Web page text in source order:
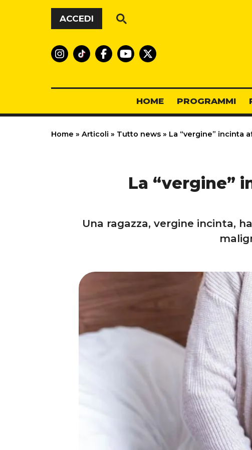
Vai al contenuto
ACCEDI
HOME PROGRAMMI
Home » Articoli » Tutto news » La “vergine” incinta
La “vergine”
Una ragazza, vergine incinta,